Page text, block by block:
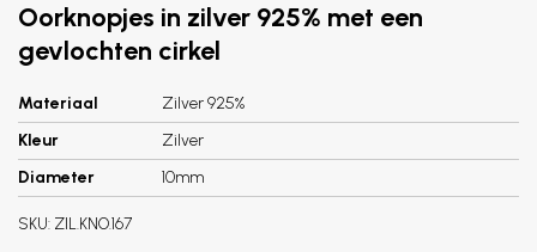
Oorknopjes in zilver 925% met een
gevlochten cirkel
Materiaal
Zilver 925%
Kleur
Zilver
Diameter
10mm
SKU: ZIL.KNO.167